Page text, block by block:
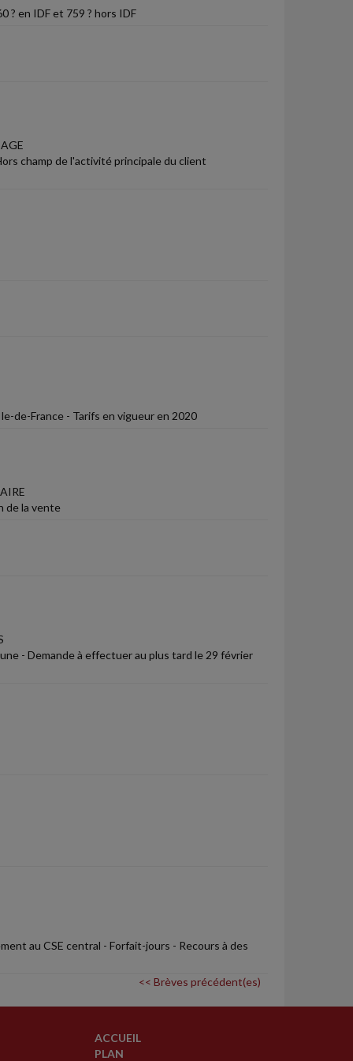
? en IDF et 759 ? hors IDF
champ de l'activité principale du client
de-France - Tarifs en vigueur en 2020
de la vente
- Demande à effectuer au plus tard le 29 février
au CSE central - Forfait-jours - Recours à des
<< Brèves précédent(es)
ACCUEIL
PLAN